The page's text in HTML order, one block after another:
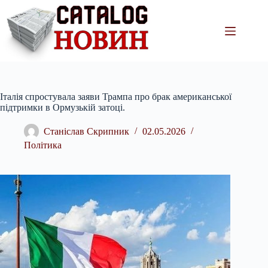
вмісту
Італія спростувала заяви Трампа про брак американської
підтримки в Ормузькій затоці.
Станіслав Скрипник
02.05.2026
Політика